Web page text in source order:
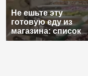
Не ешьте эту
готовую еду из
магазина: список